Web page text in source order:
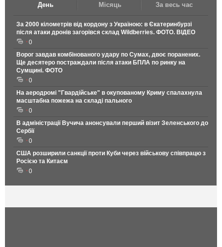
День Місяць За весь час
За 2000 кілометрів від кордону з Україною: в Єкатеринбурзі
після атаки дронів загорівся склад Wildberries. ФОТО. ВІДЕО
0
Ворог завдав комбінованого удару по Сумах, двоє поранених.
Ще десятеро постраждали після атаки БПЛА по ринку на
Сумщині. ФОТО
0
На аеродромі "Гвардійське" в окупованому Криму спалахнула
масштабна пожежа на складі пального
0
В адміністрації Вучича анонсували перший візит Зеленського до
Сербії
0
США розширили санкції проти Куби через військову співпрацю з
Росією та Китаєм
0